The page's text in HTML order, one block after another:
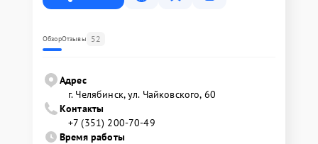
ОбзорОтзывы 52
Адрес
г. Челябинск, ул. Чайковского, 60
Контакты
+7 (351) 200-70-49
Время работы